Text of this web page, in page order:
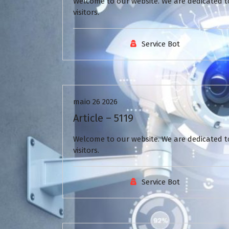
visitors.
Service Bot
Uncategorized
maio 26 2026
Article – 5119
Welcome to our website. We are
visitors.
Service Bot
Uncategorized